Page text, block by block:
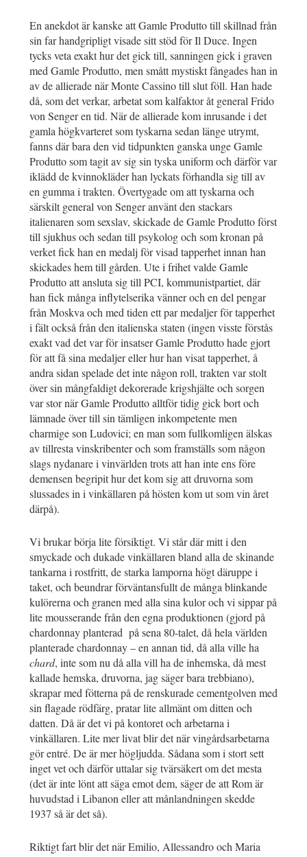
En anekdot är kanske att Gamle Produtto till skillnad från
sin far handgripligt visade sitt stöd för Il Duce. Ingen
tycks veta exakt hur det gick till, sanningen gick i graven
med Gamle Produtto, men smått mystiskt fångades han in
av de allierade när Monte Cassino till slut föll. Han hade
då, som det verkar, arbetat som kalfaktor åt general Frido
von Senger en tid. När de allierade kom inrusande i det
gamla högkvarteret som tyskarna sedan länge utrymt,
fanns där bara den vid tidpunkten ganska unge Gamle
Produtto som tagit av sig sin tyska uniform och därför var
iklädd de kvinnokläder han lyckats förhandla sig till av
en gumma i trakten. Övertygade om att tyskarna och
särskilt general von Senger använt den stackars
italienaren som sexslav, skickade de Gamle Produtto först
till sjukhus och sedan till psykolog och som kronan på
verket fick han en medalj för visad tapperhet innan han
skickades hem till gården. Ute i frihet valde Gamle
Produtto att ansluta sig till PCI, kommunistpartiet, där
han fick många inflytelserika vänner och en del pengar
från Moskva och med tiden ett par medaljer för tapperhet
i fält också från den italienska staten (ingen visste förstås
exakt vad det var för insatser Gamle Produtto hade gjort
för att få sina medaljer eller hur han visat tapperhet, å
andra sidan spelade det inte någon roll, trakten var stolt
över sin mångfaldigt dekorerade krigshjälte och sorgen
var stor när Gamle Produtto alltför tidig gick bort och
lämnade över till sin tämligen inkompetente men
charmige son Ludovici; en man som fullkomligen älskas
av tillresta vinskribenter och som framställs som någon
slags nydanare i vinvärlden trots att han inte ens före
demensen begripit hur det kom sig att druvorna som
slussades in i vinkällaren på hösten kom ut som vin året
därpå).
Vi brukar börja lite försiktigt. Vi står där mitt i den
smyckade och dukade vinkällaren bland alla de skinande
tankarna i rostfritt, de starka lamporna högt däruppe i
taket, och beundrar förväntansfullt de många blinkande
kulörerna och granen med alla sina kulor och vi sippar på
lite mousserande från den egna produktionen (gjord på
chardonnay planterad på sena 80-talet, då hela världen
planterade chardonnay – en annan tid, då alla ville ha
chard, inte som nu då alla vill ha de inhemska, då mest
kallade hemska, druvorna, jag säger bara trebbiano),
skrapar med fötterna på de renskurade cementgolven med
sin flagade rödfärg, pratar lite allmänt om ditten och
datten. Då är det vi på kontoret och arbetarna i
vinkällaren. Lite mer livat blir det när vingårdsarbetarna
gör entré. De är mer högljudda. Sådana som i stort sett
inget vet och därför uttalar sig tvärsäkert om det mesta
(det är inte lönt att säga emot dem, säger de att Rom är
huvudstad i Libanon eller att månlandningen skedde
1937 så är det så).
Riktigt fart blir det när Emilio, Allessandro och Maria